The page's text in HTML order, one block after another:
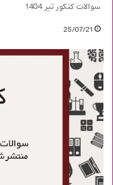
سوالات کنکور تیر 1404
25/07/21